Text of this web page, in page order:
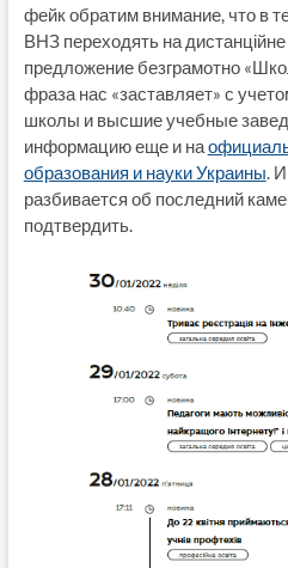
фейк обратим внимание, что в
ВНЗ переходять на
предложение безграмотно
фраза нас «заставляет» с
школы и высшие учебные
информацию еще и на
образования и науки Украины .
разбивается об последний
подтвердить.